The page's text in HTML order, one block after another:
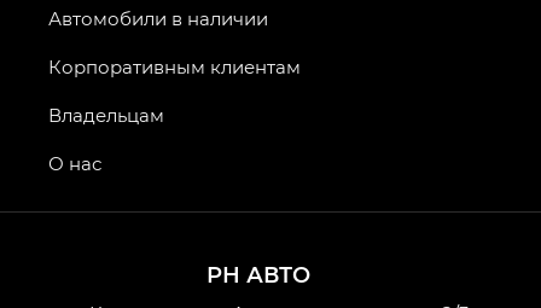
РН АВТО
Автомобили в наличии
Корпоративным клиентам
Владельцам
О нас